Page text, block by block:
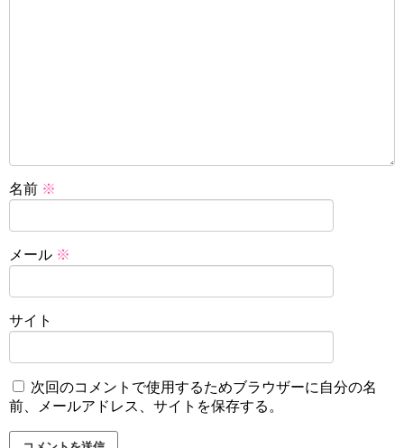
名前 ※
メール ※
サイト
次回のコメントで使用するためブラウザーに自分の名
前、メールアドレス、サイトを保存する。